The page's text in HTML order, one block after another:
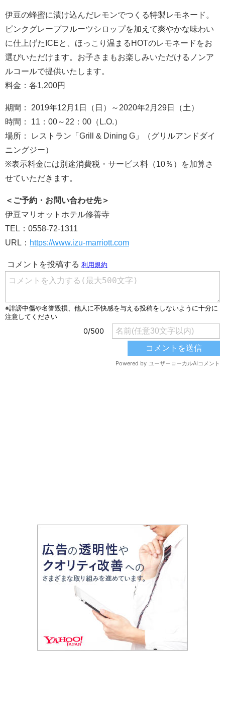
伊豆の蜂蜜に漬け込んだレモンでつくる特製レモネード。
ピンクグレープフルーツシロップを加えて爽やかな味わい
に仕上げたICEと、ほっこり温まるHOTのレモネードをお
選びいただけます。お子さまもお楽しみいただけるノンア
ルコールで提供いたします。
料金：各1,200円
期間： 2019年12月1日（日）～2020年2月29日（土）
時間： 11：00～22：00（L.O.）
場所： レストラン「Grill & Dining G」（グリルアンドダイ
ニングジー）
※表示料金には別途消費税・サービス料（10％）を加算さ
せていただきます。
＜ ご予約・ お問い合わせ先＞
伊豆マリオットホテル修善寺
TEL：0558-72-1311
URL： https://www.izu-marriott.com